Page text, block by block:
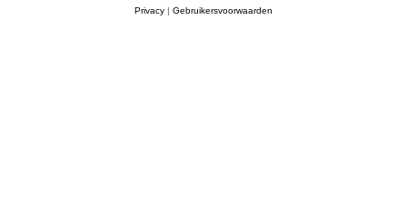
Privacy | Gebruikersvoorwaarden